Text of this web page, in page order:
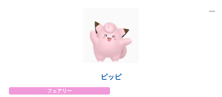
ピッピ
フェアリー